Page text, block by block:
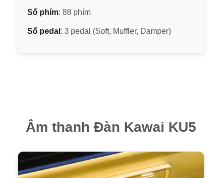
Số phím: 88 phím
Số pedal : 3 pedal (Soft, Muffler, Damper)
Âm thanh Đàn Kawai KU5